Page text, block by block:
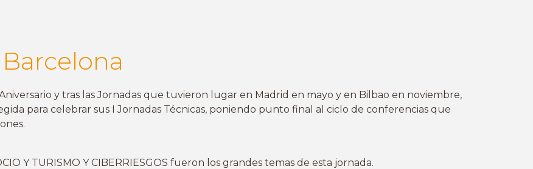
y tras las Jornadas que tuvieron lugar en Madrid en mayo y en Bilbao en noviembre,
para celebrar sus I Jornadas Técnicas, poniendo punto final al ciclo de conferencias que
Y TURISMO Y CIBERRIESGOS fueron los grandes temas de esta jornada.